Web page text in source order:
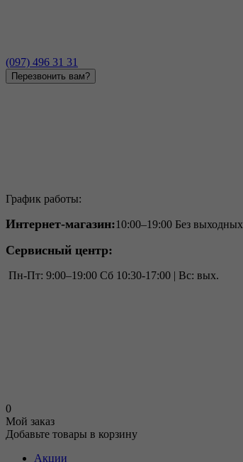
(097) 496 31 31
Перезвонить вам?
График работы:
Интернет-магазин:10:00–19:00 Без выходных
Сервисный центр:
Пн-Пт: 9:00–19:00 Cб 10:30-17:00 | Вс: вых.
0
Мой заказ
Добавьте товары в корзину
Акции